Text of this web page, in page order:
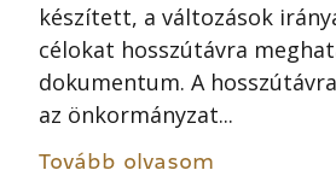
készített, a változások
célokat hosszútávra
dokumentum. A
az önkormányzat...
Tovább olvasom